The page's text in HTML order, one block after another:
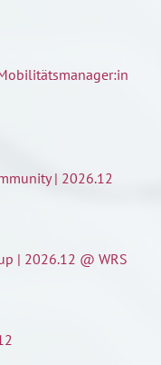
| 2026.12
| 2026.12 @ WRS